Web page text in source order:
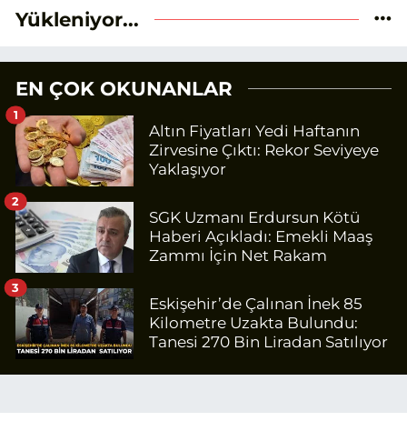
Yükleniyor...
EN ÇOK OKUNANLAR
Altın Fiyatları Yedi Haftanın
Zirvesine Çıktı: Rekor Seviyeye
Yaklaşıyor
1
SGK Uzmanı Erdursun Kötü
Haberi Açıkladı: Emekli Maaş
Zammı İçin Net Rakam
2
Eskişehir’de Çalınan İnek 85
Kilometre Uzakta Bulundu:
Tanesi 270 Bin Liradan Satılıyor
3